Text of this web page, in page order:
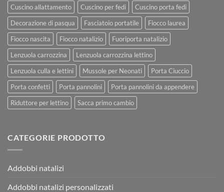
Cuscino allattamento
Cuscino per fedi
Cuscino porta fedi
Decorazione di pasqua
Fasciatoio portatile
Fiocco laurea
Fiocco nascita
Fiocco natalizio
Fuoriporta natalizio
Lenzuola carrozzina
Lenzuola carrozzina lettino
Lenzuola culla e lettini
Mussole per Neonati
Porta Ciuccio
Porta confetti
Porta pannolini
Porta pannolini da appendere
Riduttore per lettino
Sacca primo cambio
CATEGORIE PRODOTTO
Addobbi natalizi
Addobbi natalizi personalizzati